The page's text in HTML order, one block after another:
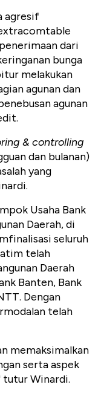
agresif
dari
bunga
melakukan
agunan dan
agunan
& controlling
dan bulanan)
yang
Usaha Bank
Daerah, di
seluruh
telah
Daerah
Banten, Bank
Dengan
telah
memaksimalkan
serta aspek
tutur Winardi.